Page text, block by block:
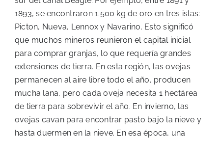
1893, se encontraron 1.500 kg de oro en tres islas:
Picton, Nueva, Lennox y Navarino. Esto significó
que muchos mineros reunieron el capital inicial
para comprar granjas, lo que requería grandes
extensiones de tierra. En esta región, las ovejas
permanecen al aire libre todo el año, producen
mucha lana, pero cada oveja necesita 1 hectárea
de tierra para sobrevivir el año. En invierno, las
ovejas cavan para encontrar pasto bajo la nieve y
hasta duermen en la nieve. En esa época, una